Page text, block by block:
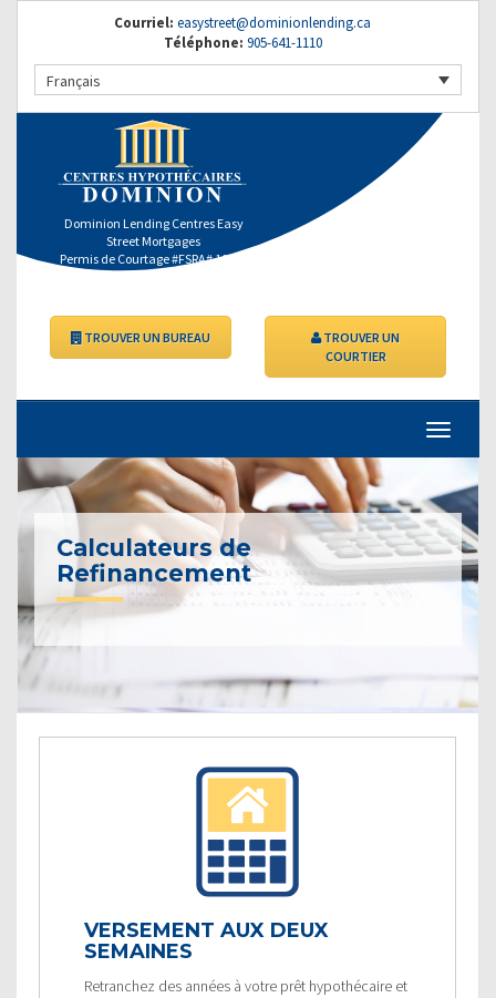
Courriel: easystreet@dominionlending.ca
Téléphone: 905-641-1110
Français
Dominion Lending Centres Easy
Street Mortgages
Permis de Courtage #FSRA# 10353
TROUVER UN BUREAU
TROUVER UN
COURTIER
Calculateurs de
Refinancement
VERSEMENT AUX DEUX
SEMAINES
Retranchez des années à votre prêt hypothécaire et